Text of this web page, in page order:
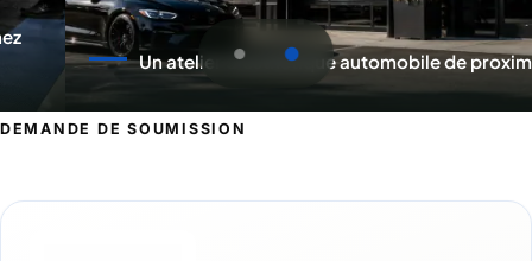
Un atelier d'esthétique automobile de proximité
DEMANDE DE SOUMISSION